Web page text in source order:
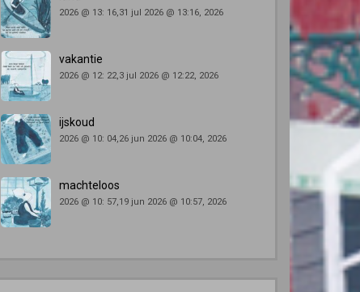
2026 @ 13: 16,31 jul 2026 @ 13:16, 2026
vakantie
2026 @ 12: 22,3 jul 2026 @ 12:22, 2026
ijskoud
2026 @ 10: 04,26 jun 2026 @ 10:04, 2026
machteloos
2026 @ 10: 57,19 jun 2026 @ 10:57, 2026